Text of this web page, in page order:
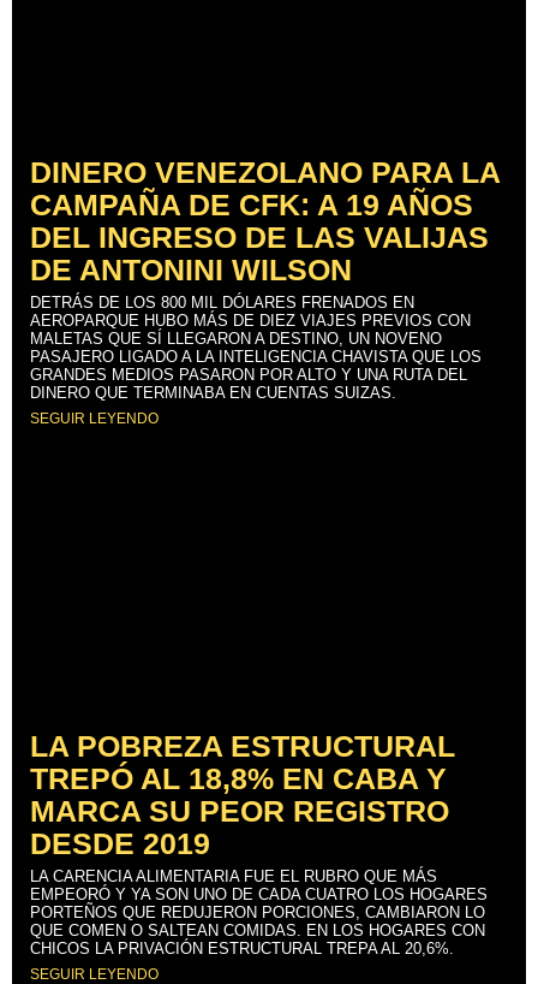
DINERO VENEZOLANO PARA LA
CAMPAÑA DE CFK: A 19 AÑOS
DEL INGRESO DE LAS VALIJAS
DE ANTONINI WILSON
DETRÁS DE LOS 800 MIL DÓLARES FRENADOS EN
AEROPARQUE HUBO MÁS DE DIEZ VIAJES PREVIOS CON
MALETAS QUE SÍ LLEGARON A DESTINO, UN NOVENO
PASAJERO LIGADO A LA INTELIGENCIA CHAVISTA QUE LOS
GRANDES MEDIOS PASARON POR ALTO Y UNA RUTA DEL
DINERO QUE TERMINABA EN CUENTAS SUIZAS.
SEGUIR LEYENDO
LA POBREZA ESTRUCTURAL
TREPÓ AL 18,8% EN CABA Y
MARCA SU PEOR REGISTRO
DESDE 2019
LA CARENCIA ALIMENTARIA FUE EL RUBRO QUE MÁS
EMPEORÓ Y YA SON UNO DE CADA CUATRO LOS HOGARES
PORTEÑOS QUE REDUJERON PORCIONES, CAMBIARON LO
QUE COMEN O SALTEAN COMIDAS. EN LOS HOGARES CON
CHICOS LA PRIVACIÓN ESTRUCTURAL TREPA AL 20,6%.
SEGUIR LEYENDO